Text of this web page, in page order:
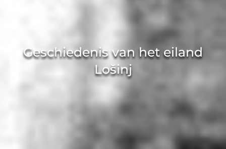
Geschiedenis van het eiland
Lošinj